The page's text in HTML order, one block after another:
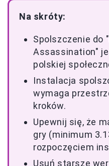
Na skróty:
Spolszczenie do
Assassination"
polskiej
Instalacja
wymaga
kroków.
Upewnij się, że
gry (minimum
rozpoczęciem
Usuń starsze